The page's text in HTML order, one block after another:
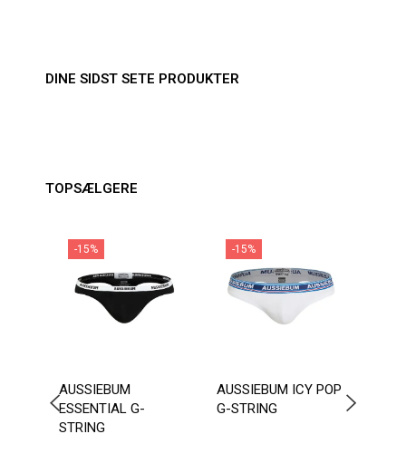
DINE SIDST SETE PRODUKTER
TOPSÆLGERE
-15%
AUSSIEBUM
ESSENTIAL G-
STRING
-15%
AUSSIEBUM ICY POP
G-STRING